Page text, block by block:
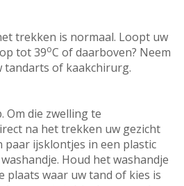
trekken is normaal. Loopt uw
tot 39oC of daarboven? Neem
tandarts of kaakchirurg.
Om die zwelling te
na het trekken uw gezicht
paar ijsklontjes in een plastic
Houd het washandje
plaats waar uw tand of kies is